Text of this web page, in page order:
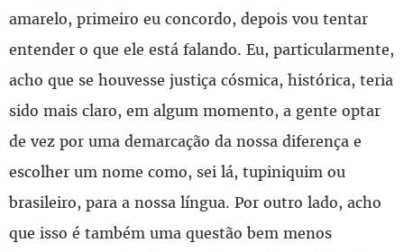
amarelo, primeiro eu concordo, depois vou tentar
entender o que ele está falando. Eu, particularmente,
acho que se houvesse justiça cósmica, histórica, teria
sido mais claro, em algum momento, a gente optar
de vez por uma demarcação da nossa diferença e
escolher um nome como, sei lá, tupiniquim ou
brasileiro, para a nossa língua. Por outro lado, acho
que isso é também uma questão bem menos